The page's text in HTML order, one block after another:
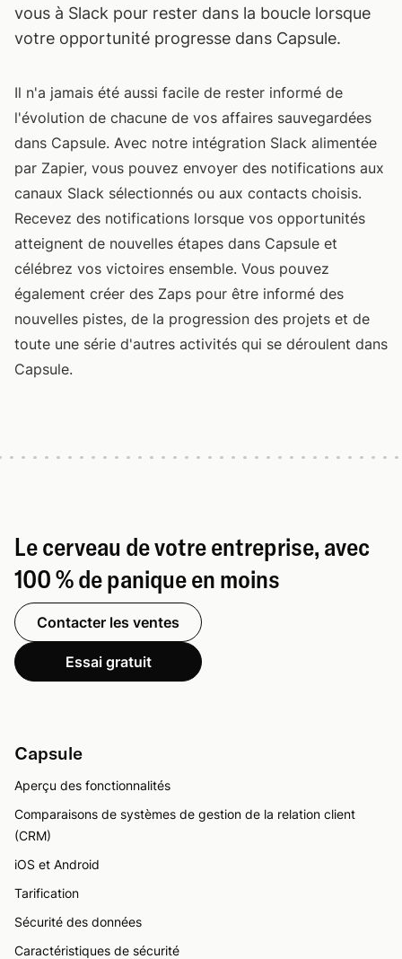
vous à Slack pour rester dans la boucle lorsque
votre opportunité progresse dans Capsule.
Il n'a jamais été aussi facile de rester informé de
l'évolution de chacune de vos affaires sauvegardées
dans Capsule. Avec notre intégration Slack alimentée
par Zapier, vous pouvez envoyer des notifications aux
canaux Slack sélectionnés ou aux contacts choisis.
Recevez des notifications lorsque vos opportunités
atteignent de nouvelles étapes dans Capsule et
célébrez vos victoires ensemble. Vous pouvez
également créer des Zaps pour être informé des
nouvelles pistes, de la progression des projets et de
toute une série d'autres activités qui se déroulent dans
Capsule.
Le cerveau de votre entreprise, avec
100 % de panique en moins
Contacter les ventes
Essai gratuit
Capsule
Aperçu des fonctionnalités
Comparaisons de systèmes de gestion de la relation client
(CRM)
iOS et Android
Tarification
Sécurité des données
Caractéristiques de sécurité